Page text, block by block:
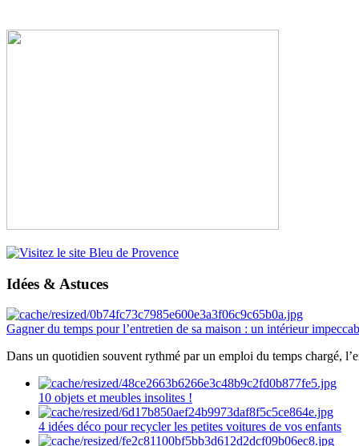
Idées & Astuces
Gagner du temps pour l’entretien de sa maison : un intérieur
Dans un quotidien souvent rythmé par un emploi du temps chargé,
10 objets et meubles insolites !
4 idées déco pour recycler les petites voitures de vos enfants